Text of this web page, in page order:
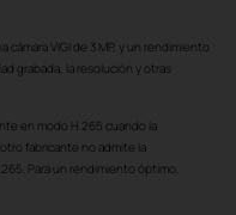
VIGI de 3 MP, y un rendimiento
grabada, la resolución y otras
en modo H.265 cuando la
fabricante no admite la
Para un rendimiento óptimo,